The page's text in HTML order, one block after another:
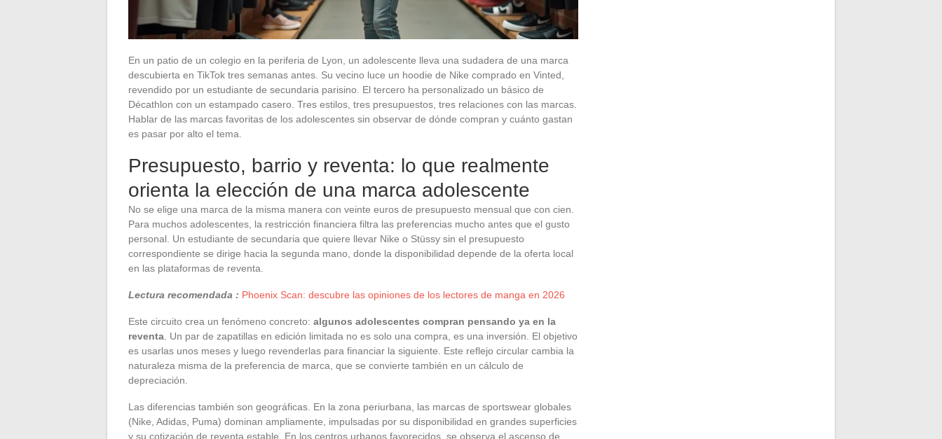
En un patio de un colegio en la periferia de Lyon, un adolescente lleva una sudadera de una marca
descubierta en TikTok tres semanas antes. Su vecino luce un hoodie de Nike comprado en Vinted,
revendido por un estudiante de secundaria parisino. El tercero ha personalizado un básico de
Décathlon con un estampado casero. Tres estilos, tres presupuestos, tres relaciones con las marcas.
Hablar de las marcas favoritas de los adolescentes sin observar de dónde compran y cuánto gastan
es pasar por alto el tema.
Presupuesto, barrio y reventa: lo que realmente
orienta la elección de una marca adolescente
No se elige una marca de la misma manera con veinte euros de presupuesto mensual que con cien.
Para muchos adolescentes, la restricción financiera filtra las preferencias mucho antes que el gusto
personal. Un estudiante de secundaria que quiere llevar Nike o Stüssy sin el presupuesto
correspondiente se dirige hacia la segunda mano, donde la disponibilidad depende de la oferta local
en las plataformas de reventa.
Lectura recomendada : Phoenix Scan: descubre las opiniones de los lectores de manga en 2026
Este circuito crea un fenómeno concreto: algunos adolescentes compran pensando ya en la
reventa . Un par de zapatillas en edición limitada no es solo una compra, es una inversión. El objetivo
es usarlas unos meses y luego revenderlas para financiar la siguiente. Este reflejo circular cambia la
naturaleza misma de la preferencia de marca, que se convierte también en un cálculo de
depreciación.
Las diferencias también son geográficas. En la zona periurbana, las marcas de sportswear globales
(Nike, Adidas, Puma) dominan ampliamente, impulsadas por su disponibilidad en grandes superficies
y su cotización de reventa estable. En los centros urbanos favorecidos, se observa el ascenso de